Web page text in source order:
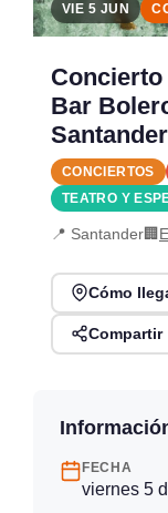
VIE 5 JUN
Concierto
Bar
CONCIERTOS
TEATRO Y
📍 Santander🏢
Cómo
Compartir
FECHA
viernes 5